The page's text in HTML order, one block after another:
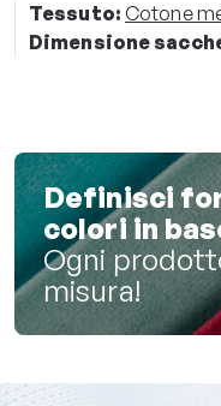
Tessuto: Cotone
Dimensione
Definisci
colori in
Ogni
misura!